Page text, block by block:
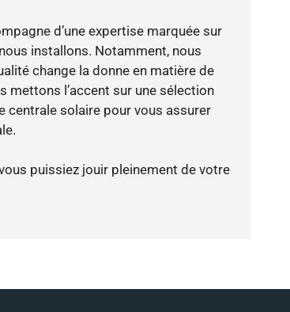
d’une expertise marquée sur
installons. Notamment, nous
change la donne en matière de
mettons l’accent sur une sélection
centrale solaire pour vous assurer
puissiez jouir pleinement de votre